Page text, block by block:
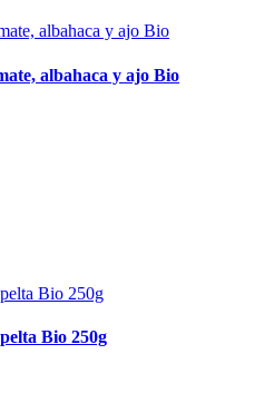
albahaca y ajo Bio
Bio 250g